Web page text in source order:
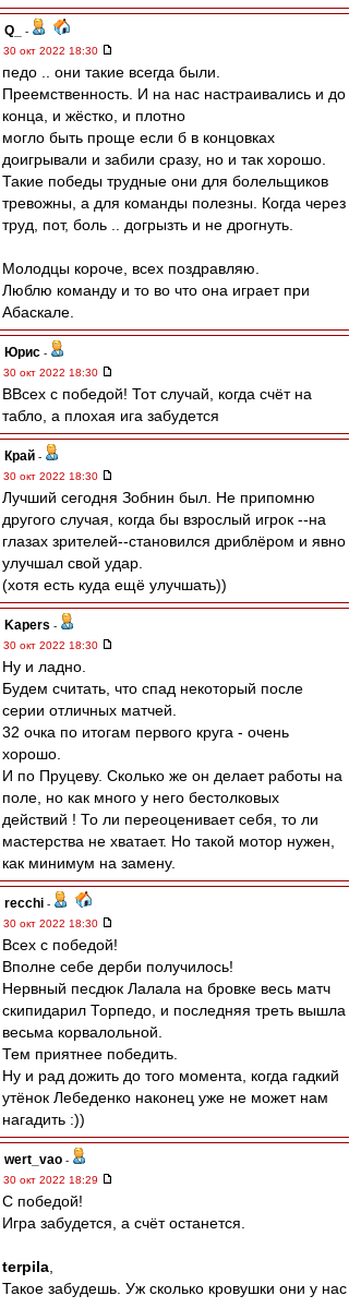
Q_
-
30 окт 2022 18:30
педо .. они такие всегда были.
Преемственность. И на нас настраивались и до
конца, и жёстко, и плотно
могло быть проще если б в концовках
доигрывали и забили сразу, но и так хорошо.
Такие победы трудные они для болельщиков
тревожны, а для команды полезны. Когда через
труд, пот, боль .. догрызть и не дрогнуть.
Молодцы короче, всех поздравляю.
Люблю команду и то во что она играет при
Абаскале.
Юрис -
30 окт 2022 18:30
ВВсех с победой! Тот случай, когда счёт на
табло, а плохая ига забудется
Край -
30 окт 2022 18:30
Лучший сегодня Зобнин был. Не припомню
другого случая, когда бы взрослый игрок --на
глазах зрителей--становился дриблёром и явно
улучшал свой удар.
(хотя есть куда ещё улучшать))
Kapers -
30 окт 2022 18:30
Ну и ладно.
Будем считать, что спад некоторый после
серии отличных матчей.
32 очка по итогам первого круга - очень
хорошо.
И по Пруцеву. Сколько же он делает работы на
поле, но как много у него бестолковых
действий ! То ли переоценивает себя, то ли
мастерства не хватает. Но такой мотор нужен,
как минимум на замену.
recchi -
30 окт 2022 18:30
Всех с победой!
Вполне себе дерби получилось!
Нервный песдюк Лалала на бровке весь матч
скипидарил Торпедо, и последняя треть вышла
весьма корвалольной.
Тем приятнее победить.
Ну и рад дожить до того момента, когда гадкий
утёнок Лебеденко наконец уже не может нам
нагадить :))
wert_vao -
30 окт 2022 18:29
С победой!
Игра забудется, а счёт останется.
terpila
Такое забудешь. Уж сколько кровушки они у нас